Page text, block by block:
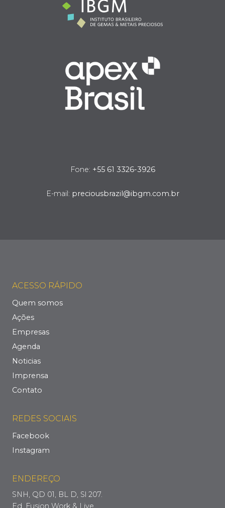
Fone: +55 61 3326-3926
E-mail: preciousbrazil@ibgm.com.br
ACESSO RÁPIDO
Quem somos
Ações
Empresas
Agenda
Noticias
Imprensa
Contato
REDES SOCIAIS
Facebook
Instagram
ENDEREÇO
SNH, QD 01, BL D, Sl 207.
Ed. Fusion Work & Live